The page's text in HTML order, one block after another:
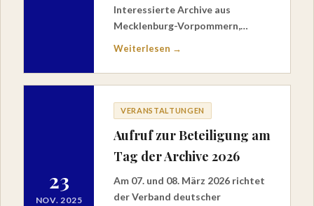
Interessierte Archive aus
Mecklenburg-Vorpommern,…
Weiterlesen →
23
NOV. 2025
VERANSTALTUNGEN
Aufruf zur Beteiligung am
Tag der Archive 2026
Am 07. und 08. März 2026 richtet
der Verband deutscher